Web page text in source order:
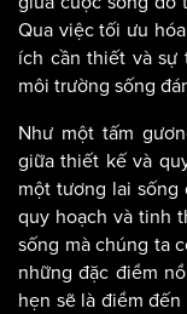
Qua việc tối ưu
ích cần thiết và
môi trường sống
Như một tấm
giữa thiết kế và
một tương lai sống
quy hoạch và tinh
sống mà chúng ta
những đặc điểm
hẹn sẽ là điểm